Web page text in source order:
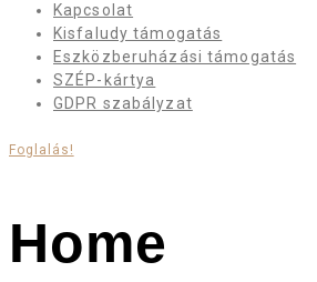
Kapcsolat
Kisfaludy támogatás
Eszközberuházási támogatás
SZÉP-kártya
GDPR szabályzat
Foglalás!
Home